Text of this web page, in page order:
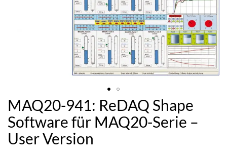
MAQ20-941: ReDAQ Shape
Software für MAQ20-Serie –
User Version
Zum
Anfang
der
Bildergalerie
springen